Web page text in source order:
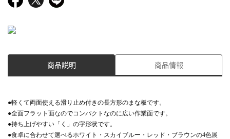
商品説明 商品情報
●軽くて両面使える滑り止め付きの長方形のまな板です。
●全面フラット面なのでコンパクトなのに広い作業面です。
●持ち上げやすい「く」の字形状です。
●食卓に合わせて選べるホワイト・スカイブルー・レッド・ブラウンの4色展